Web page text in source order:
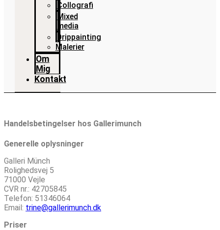
Collografi
Mixed
media
Drippainting
Malerier
Om
Mig
Kontakt
Handelsbetingelser hos Gallerimunch
Generelle oplysninger
Galleri Münch
Rolighedsvej 5
71000 Vejle
CVR nr.: 42705845
Telefon: 51346064
Email: trine@gallerimunch.dk
Priser